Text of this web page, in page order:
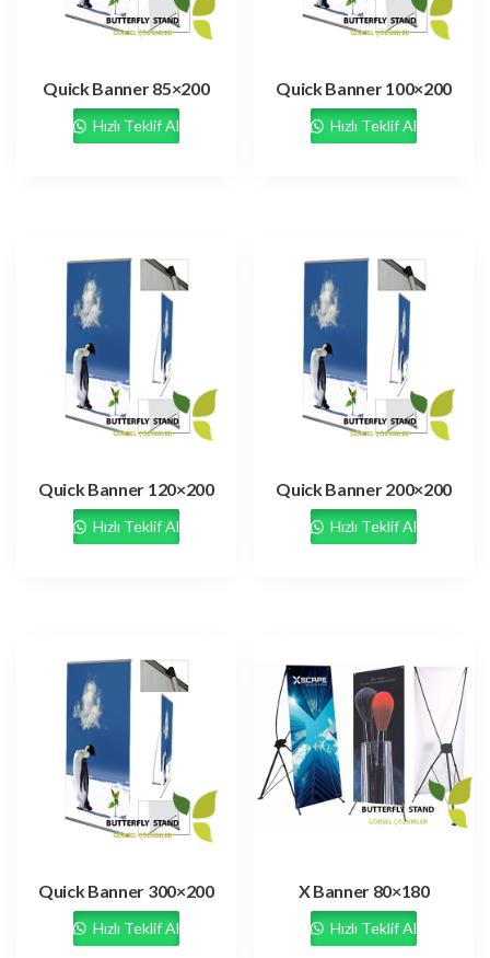
Quick Banner 85×200
Hızlı Teklif Al
Quick Banner 100×200
Hızlı Teklif Al
Quick Banner 120×200
Hızlı Teklif Al
Quick Banner 200×200
Hızlı Teklif Al
Quick Banner 300×200
Hızlı Teklif Al
X Banner 80×180
Hızlı Teklif Al